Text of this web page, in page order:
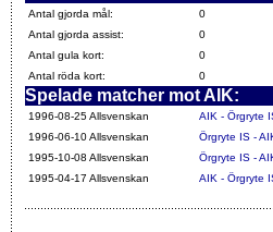
Antal gjorda mål:
0
Antal gjorda assist:
0
Antal gula kort:
0
Antal röda kort:
0
Spelade matcher mot AIK:
1996-08-25 Allsvenskan AIK - Örgryte
1996-06-10 Allsvenskan
Örgryte IS -
1995-10-08 Allsvenskan
Örgryte IS -
1995-04-17 Allsvenskan
AIK - Örgryte